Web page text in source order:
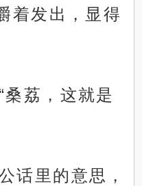
着发出，显得
荔，这就是
话里的意思，